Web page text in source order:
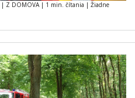
| Z DOMOVA | 1 min. čítania | Žiadne